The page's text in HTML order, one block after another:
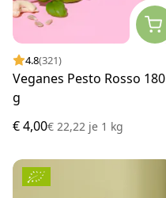
4.8(321)
Veganes Pesto Rosso 180
g
€ 4,00€ 22,22 je 1 kg